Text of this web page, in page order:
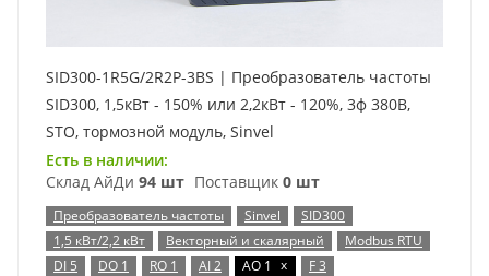
SID300-1R5G/2R2P-3BS | Преобразователь частоты
SID300, 1,5кВт - 150% или 2,2кВт - 120%, 3ф 380В,
STO, тормозной модуль, Sinvel
Есть в наличии:
Склад АйДи 94 шт Поставщик 0 шт
Преобразователь частоты Sinvel
SID300
1,5 кВт/2,2 кВт
Векторный и скалярный
Modbus RTU
DI 5
DO 1 RO 1 AI 2 AO 1 x
F 3